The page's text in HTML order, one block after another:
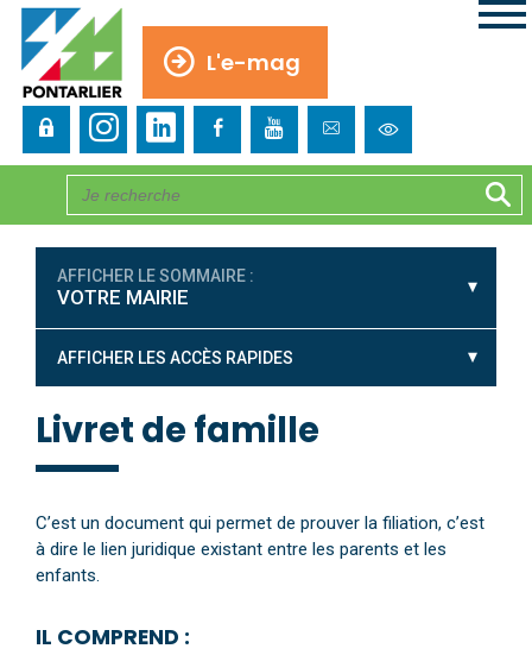
L'e-mag
AFFICHER LE SOMMAIRE :
VOTRE MAIRIE
AFFICHER LES ACCÈS RAPIDES
Livret de famille
C’est un document qui permet de prouver la filiation, c’est
à dire le lien juridique existant entre les parents et les
enfants.
IL COMPREND :